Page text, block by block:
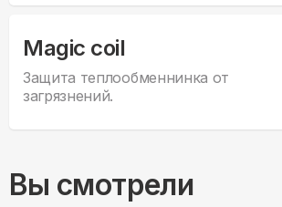
Magic coil
Защита теплообменнинка от
загрязнений.
Вы смотрели